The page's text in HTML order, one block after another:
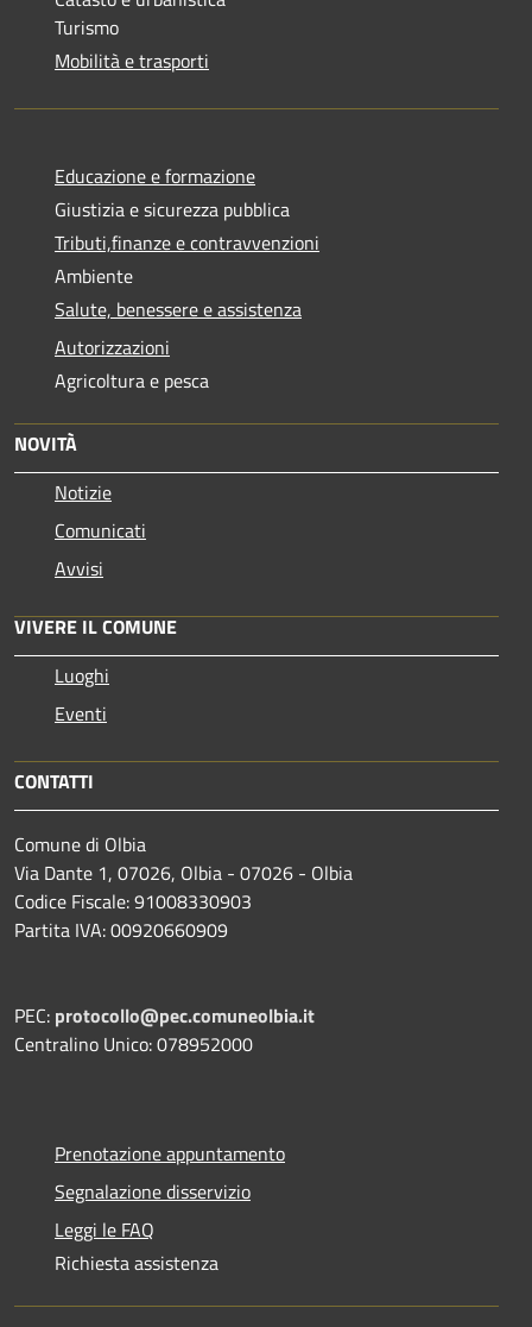
Turismo
Mobilità e trasporti
Educazione e formazione
Giustizia e sicurezza pubblica
Tributi,finanze e contravvenzioni
Ambiente
Salute, benessere e assistenza
Autorizzazioni
Agricoltura e pesca
NOVITÀ
Notizie
Comunicati
Avvisi
VIVERE IL COMUNE
Luoghi
Eventi
CONTATTI
Comune di Olbia
Via Dante 1, 07026, Olbia - 07026 - Olbia
Codice Fiscale: 91008330903
Partita IVA: 00920660909
PEC: protocollo@pec.comuneolbia.it
Centralino Unico: 078952000
Prenotazione appuntamento
Segnalazione disservizio
Leggi le FAQ
Richiesta assistenza